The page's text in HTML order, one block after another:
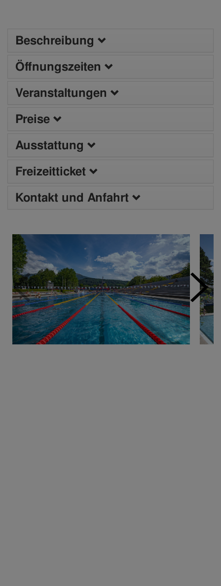
Beschreibung
Öffnungszeiten
Veranstaltungen
Preise
Ausstattung
Freizeitticket
Kontakt und Anfahrt